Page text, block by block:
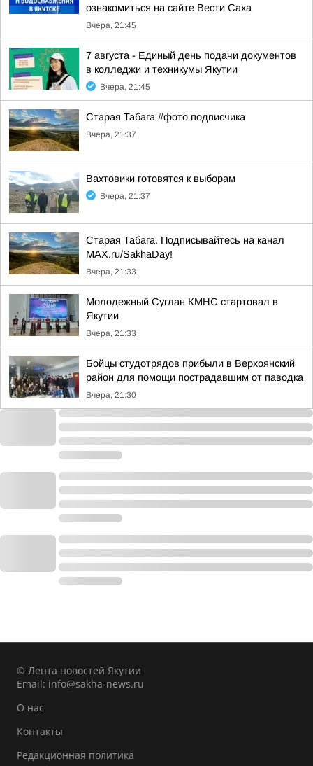
ознакомиться на сайте Вести Саха
Вчера, 21:45
7 августа - Единый день подачи документов
в колледжи и техникумы Якутии
Вчера, 21:45
Старая Табага #фото подписчика
Вчера, 21:37
Вахтовики готовятся к выборам
Вчера, 21:37
Старая Табага. Подписывайтесь на канал
MAX.ru/SakhaDay!
Вчера, 21:33
Молодежный Суглан КМНС стартовал в
Якутии
Вчера, 21:33
Бойцы студотрядов прибыли в Верхоянский
район для помощи пострадавшим от паводка
Вчера, 21:30
© Лента новостей Якутии
Email: info@sakha-news.ru
О нас
Контакты
Редакционная политика